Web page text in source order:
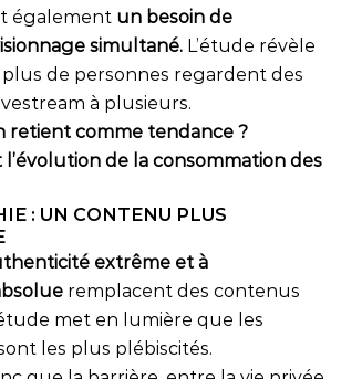
également un besoin de
simultané. L’étude révèle
de personnes regardent des
à plusieurs.
retient comme tendance ?
l’évolution de la consommation des
: UN CONTENU PLUS
extrême et à
remplacent des contenus
met en lumière que les
les plus plébiscités.